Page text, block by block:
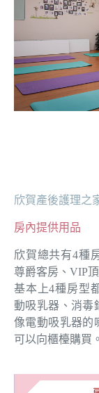
欣賀產後護理之
房內提供用品
欣賀總共有4種
尊爵客房、VIP
基本上4種房型
動吸乳器、消毒
像電動吸乳器的
可以向櫃檯購買。